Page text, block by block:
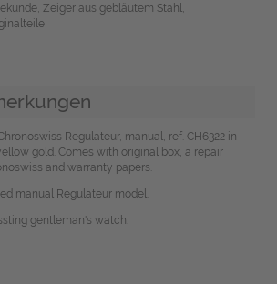
Zeiger aus gebläutem Stahl,
Regulateur, manual, ref. CH6322 in
gold. Comes with original box, a repair
and warranty papers.
manual Regulateur model.
gentleman's watch.